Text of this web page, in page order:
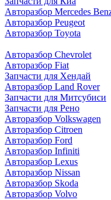
Авторазбор Mercedes
Авторазбор Peugeot
Авторазбор Toyota
Авторазбор Chevrolet
Авторазбор Fiat
Запчасти для Хендай
Авторазбор Land Rover
Запчасти для Митсубиси
Запчасти для Рено
Авторазбор Volkswagen
Авторазбор Citroen
Авторазбор Ford
Авторазбор Infiniti
Авторазбор Lexus
Авторазбор Nissan
Авторазбор Skoda
Авторазбор Volvo